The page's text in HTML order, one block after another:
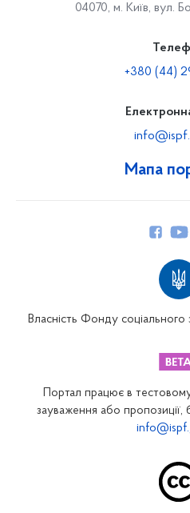
Мапа
Закарпатське відділення
Запорізьке відділення
04070, м. Київ, вул.
+380 (44)
Власність Фонду соціального
Портал працює в
зауваження або пропозиції,